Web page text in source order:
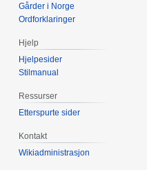
Gårder i Norge
Ordforklaringer
Hjelp
Hjelpesider
Stilmanual
Ressurser
Etterspurte sider
Kontakt
Wikiadministrasjon